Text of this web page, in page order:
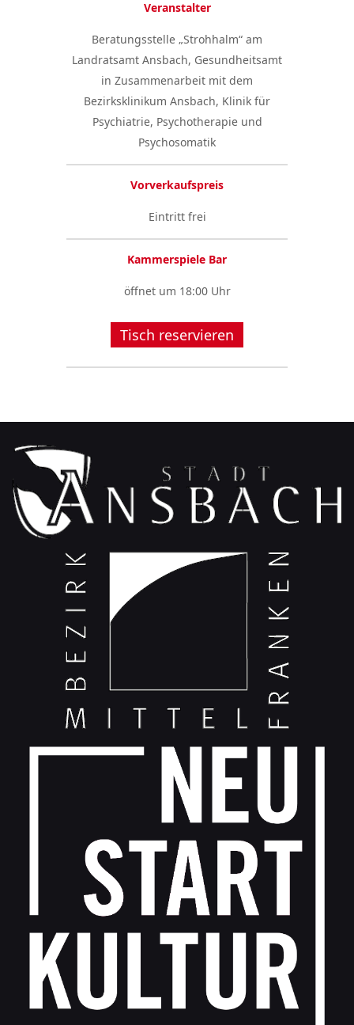
Veranstalter
Beratungsstelle „Strohhalm“ am
Landratsamt Ansbach, Gesundheitsamt
in Zusammenarbeit mit dem
Bezirksklinikum Ansbach, Klinik für
Psychiatrie, Psychotherapie und
Psychosomatik
Vorverkaufspreis
Eintritt frei
Kammerspiele Bar
öffnet um 18:00 Uhr
Tisch reservieren